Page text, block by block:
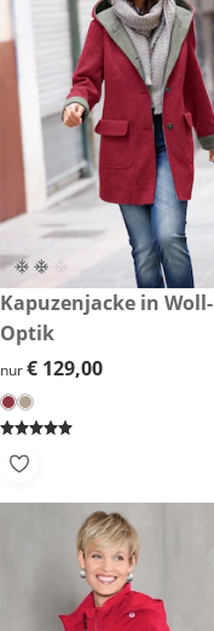
€ 129,00
Kapuzenjacke in Woll-
Optik
€ 129,00
nur€ 129,00